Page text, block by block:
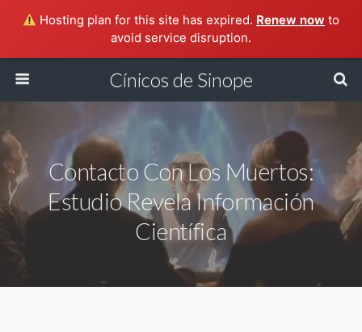
Hosting plan for this site has expired. Renew now to
avoid service disruption.
Cínicos de Sinope
Contacto Con Los Muertos:
Estudio Revela Información
Científica